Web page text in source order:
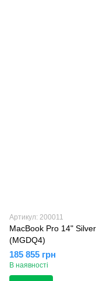
Артикул: 200011
MacBook Pro 14"
(MGDQ4)
185 855 грн
В наявності